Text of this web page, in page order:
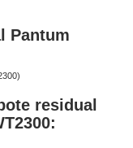
Pantum
residual